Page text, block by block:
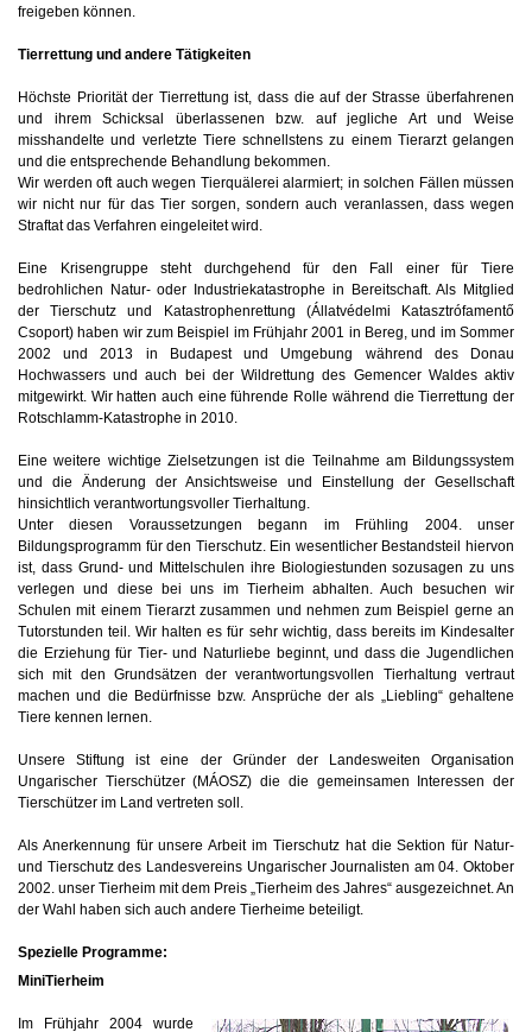
freigeben können.
Tierrettung und andere Tätigkeiten
Höchste Priorität der Tierrettung ist, dass die auf der Strasse überfahrenen
und ihrem Schicksal überlassenen bzw. auf jegliche Art und Weise
misshandelte und verletzte Tiere schnellstens zu einem Tierarzt gelangen
und die entsprechende Behandlung bekommen.
Wir werden oft auch wegen Tierquälerei alarmiert; in solchen Fällen müssen
wir nicht nur für das Tier sorgen, sondern auch veranlassen, dass wegen
Straftat das Verfahren eingeleitet wird.
Eine Krisengruppe steht durchgehend für den Fall einer für Tiere
bedrohlichen Natur- oder Industriekatastrophe in Bereitschaft. Als Mitglied
der Tierschutz und Katastrophenrettung (Állatvédelmi Katasztrófamentő
Csoport) haben wir zum Beispiel im Frühjahr 2001 in Bereg, und im Sommer
2002 und 2013 in Budapest und Umgebung während des Donau
Hochwassers und auch bei der Wildrettung des Gemencer Waldes aktiv
mitgewirkt. Wir hatten auch eine führende Rolle während die Tierrettung der
Rotschlamm-Katastrophe in 2010.
Eine weitere wichtige Zielsetzungen ist die Teilnahme am Bildungssystem
und die Änderung der Ansichtsweise und Einstellung der Gesellschaft
hinsichtlich verantwortungsvoller Tierhaltung.
Unter diesen Voraussetzungen begann im Frühling 2004. unser
Bildungsprogramm für den Tierschutz. Ein wesentlicher Bestandsteil hiervon
ist, dass Grund- und Mittelschulen ihre Biologiestunden sozusagen zu uns
verlegen und diese bei uns im Tierheim abhalten. Auch besuchen wir
Schulen mit einem Tierarzt zusammen und nehmen zum Beispiel gerne an
Tutorstunden teil. Wir halten es für sehr wichtig, dass bereits im Kindesalter
die Erziehung für Tier- und Naturliebe beginnt, und dass die Jugendlichen
sich mit den Grundsätzen der verantwortungsvollen Tierhaltung vertraut
machen und die Bedürfnisse bzw. Ansprüche der als „Liebling“ gehaltene
Tiere kennen lernen.
Unsere Stiftung ist eine der Gründer der Landesweiten Organisation
Ungarischer Tierschützer (MÁOSZ) die die gemeinsamen Interessen der
Tierschützer im Land vertreten soll.
Als Anerkennung für unsere Arbeit im Tierschutz hat die Sektion für Natur-
und Tierschutz des Landesvereins Ungarischer Journalisten am 04. Oktober
2002. unser Tierheim mit dem Preis „Tierheim des Jahres“ ausgezeichnet. An
der Wahl haben sich auch andere Tierheime beteiligt.
Spezielle Programme:
MiniTierheim
Im Frühjahr 2004 wurde